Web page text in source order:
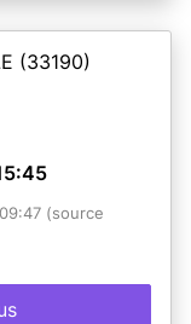
(33190)
(source